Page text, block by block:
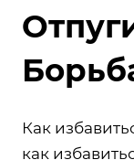
Как
как